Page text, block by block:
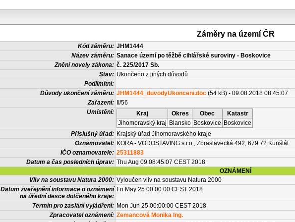
Záměry na území ČR
Kód záměru: JHM1444
Název záměru: Sanace území po těžbě cihlářské suroviny - Boskovice
Znění novely zákona: č. 225/2017 Sb.
Stav: Ukončeno z jiných důvodů
Podlimitní:
Důvody ukončení záměru: JHM1444_duvodyUkonceni.doc (54 kB) - 09.08.2018 08:45:07
Zařazení:
II/56
Umístění:
Kraj Okres Obec
Katastr
Jihomoravský kraj Blansko Boskovice Boskovice
Příslušný úřad: Krajský úřad Jihomoravského kraje
Oznamovatel: KORA - VODOSTAVING s.r.o., Zbraslavecká 492, 679 72 Kunštát
IČO oznamovatele: 25311883
Datum a čas posledních úprav: Thu Aug 09 08:45:07 CEST 2018
OZNÁMENÍ
Vliv na soustavu Natura 2000: Vyloučen vliv na soustavu Natura 2000
Datum zveřejnění informace o oznámení
na úřední desce dotčeného kraje:
Fri May 25 00:00:00 CEST 2018
Termín pro zaslání vyjádření: Mon Jun 25 00:00:00 CEST 2018
Zpracovatel oznámení: Zemancová Monika Ing.